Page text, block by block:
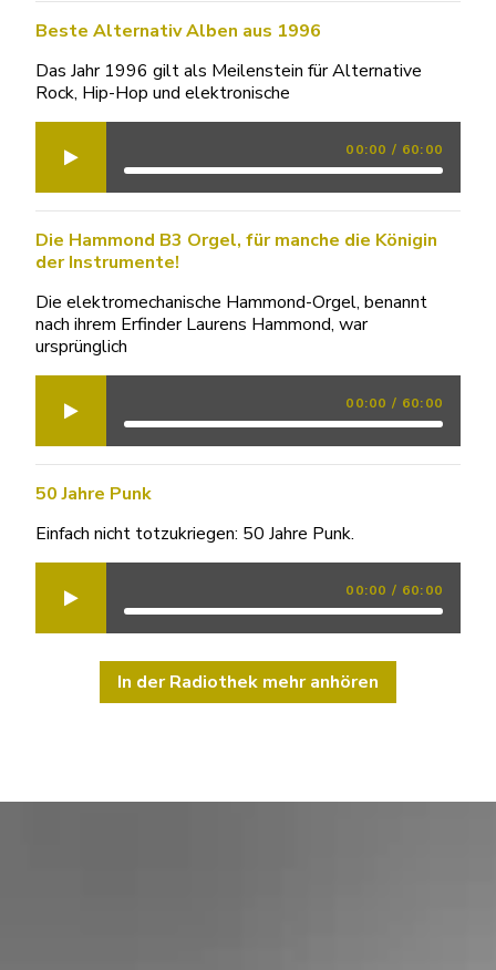
Beste Alternativ Alben aus 1996
Das Jahr 1996 gilt als Meilenstein für Alternative
Rock, Hip-Hop und elektronische
00:00 / 60:00
Die Hammond B3 Orgel, für manche die Königin
der Instrumente!
Die elektromechanische Hammond-Orgel, benannt
nach ihrem Erfinder Laurens Hammond, war
ursprünglich
00:00 / 60:00
50 Jahre Punk
Einfach nicht totzukriegen: 50 Jahre Punk.
00:00 / 60:00
In der Radiothek mehr anhören